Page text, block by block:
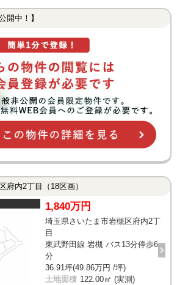
開中！】
府内2丁目（18区画）
1,840万円
埼玉県さいたま市岩槻区府内2丁
目
東武野田線 岩槻 バス13分停歩6
分
36.91坪(49.86万円 /坪)
土地面積 122.00㎡ (実測)